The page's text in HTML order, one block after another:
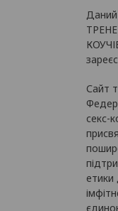
Сайт
секс-
етики